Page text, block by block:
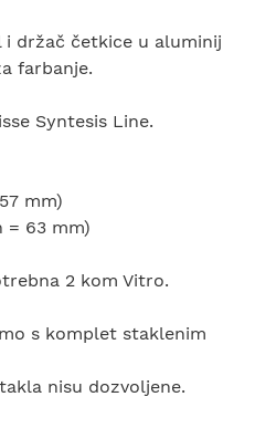
držač četkice u aluminij
farbanje.
Syntesis Line.
mm)
= 63 mm)
2 kom Vitro.
s komplet staklenim
nisu dozvoljene.